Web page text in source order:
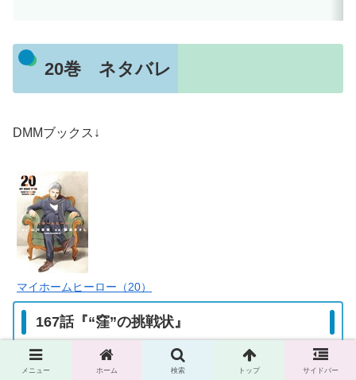
20巻 ネタバレ
DMMブックス↓
マイホームヒーロー（20）
167話『“窪”の挑戦状』
6月23日哲雄が警察に発見される
メニュー ホーム 検索 トップ サイドバー